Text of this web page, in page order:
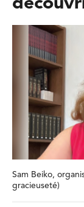
Sam Beiko,
gracieuseté)